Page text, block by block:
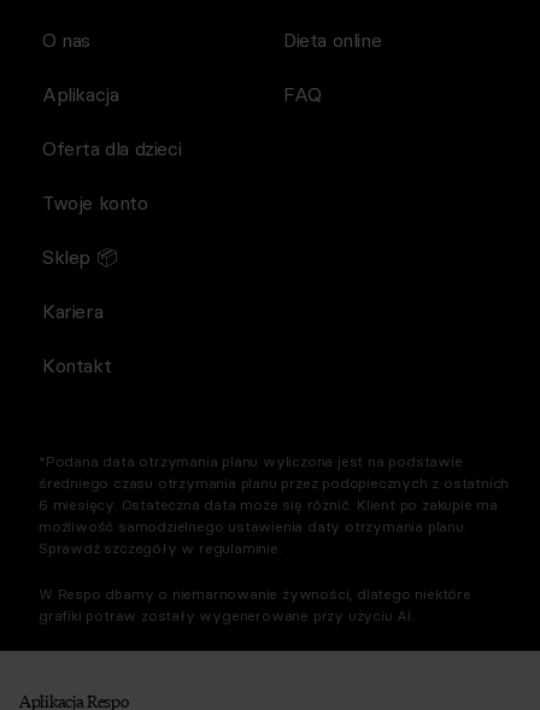
O nas
Aplikacja
Dieta online
FAQ
Oferta dla dzieci
Twoje konto
Sklep 📦
Kariera
Kontakt
*Podana data otrzymania planu wyliczona jest na podstawie
średniego czasu otrzymania planu przez podopiecznych z ostatnich
6 miesięcy. Ostateczna data może się różnić. Klient po zakupie ma
możliwość samodzielnego ustawienia daty otrzymania planu.
Sprawdź szczegóły w regulaminie.
W Respo dbamy o niemarnowanie żywności, dlatego niektóre
grafiki potraw zostały wygenerowane przy użyciu AI.
Aplikacja Respo